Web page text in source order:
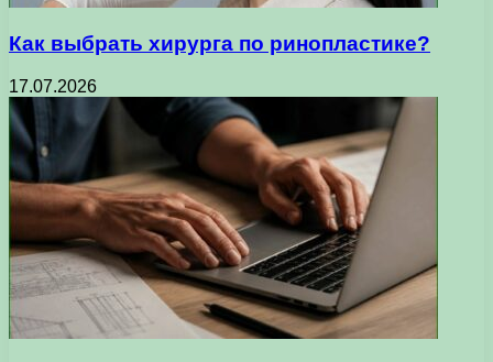
Как выбрать хирурга по ринопластике?
17.07.2026